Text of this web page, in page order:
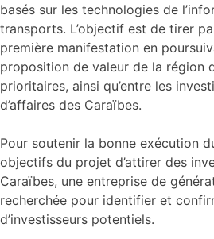
basés sur les technologies de
transports. L’objectif est de tirer
première manifestation en
proposition de valeur de la région
prioritaires, ainsi qu’entre les
d’affaires des Caraïbes.
Pour soutenir la bonne exécution
objectifs du projet d’attirer des
Caraïbes, une entreprise de
recherchée pour identifier et
d’investisseurs potentiels.